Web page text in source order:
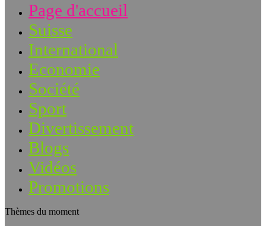
Page d'accueil
Suisse
International
Economie
Société
Sport
Divertissement
Blogs
Vidéos
Promotions
Thèmes du moment